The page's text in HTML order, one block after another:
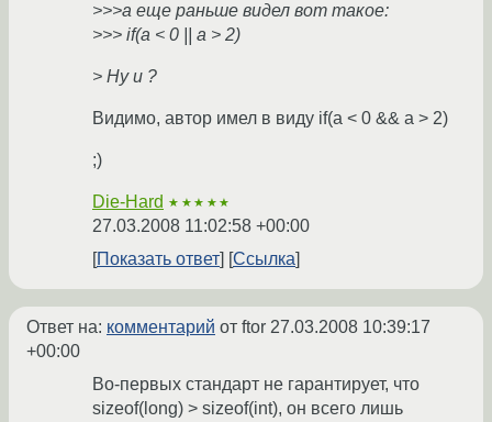
>>>а еще раньше видел вот такое:
>>> if(a < 0 || a > 2)
> Ну и ?
Видимо, автор имел в виду if(a < 0 && a > 2)
;)
Die-Hard ★★★★★
27.03.2008 11:02:58 +00:00
Показать ответ
Ссылка
Ответ на: комментарий от ftor 27.03.2008 10:39:17
+00:00
Во-первых стандарт не гарантирует, что
sizeof(long) > sizeof(int), он всего лишь